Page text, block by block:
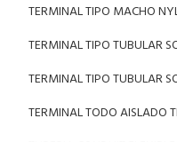
TERMINAL TIPO MACHO
TERMINAL TIPO TUBULAR
TERMINAL TIPO TUBULAR
TERMINAL TODO AISLADO